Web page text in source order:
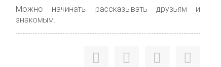
Можно начинать рассказывать друзьям и
знакомым.